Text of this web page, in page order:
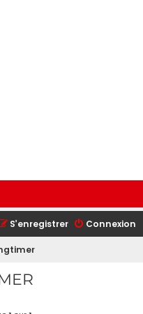
Connexion
S’enregistrer